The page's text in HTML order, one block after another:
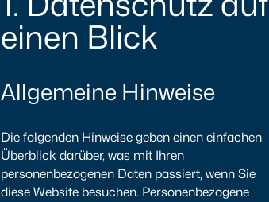
einen Blick
Allgemeine Hinweise
Die folgenden Hinweise geben einen einfachen
Überblick darüber, was mit Ihren
personenbezogenen Daten passiert, wenn Sie
diese Website besuchen. Personenbezogene